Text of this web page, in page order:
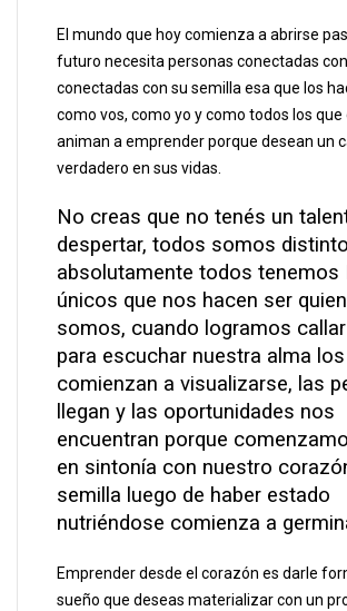
El mundo que hoy comienza a abrirse
futuro necesita personas conectadas
conectadas con su semilla esa que los
como vos, como yo y como todos los que
animan a emprender porque desean un
verdadero en sus vidas.
No creas que no tenés un
despertar, todos somos
absolutamente todos tenemos
únicos que nos hacen ser
somos, cuando logramos
para escuchar nuestra alma
comienzan a visualizarse, las
llegan y las oportunidades nos
encuentran porque
en sintonía con nuestro
semilla luego de haber estado
nutriéndose comienza a
Emprender desde el corazón es darle
sueño que deseas materializar con un